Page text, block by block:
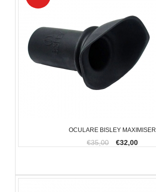
OCULARE BISLEY MAXIMISER
€35,00 €32,00